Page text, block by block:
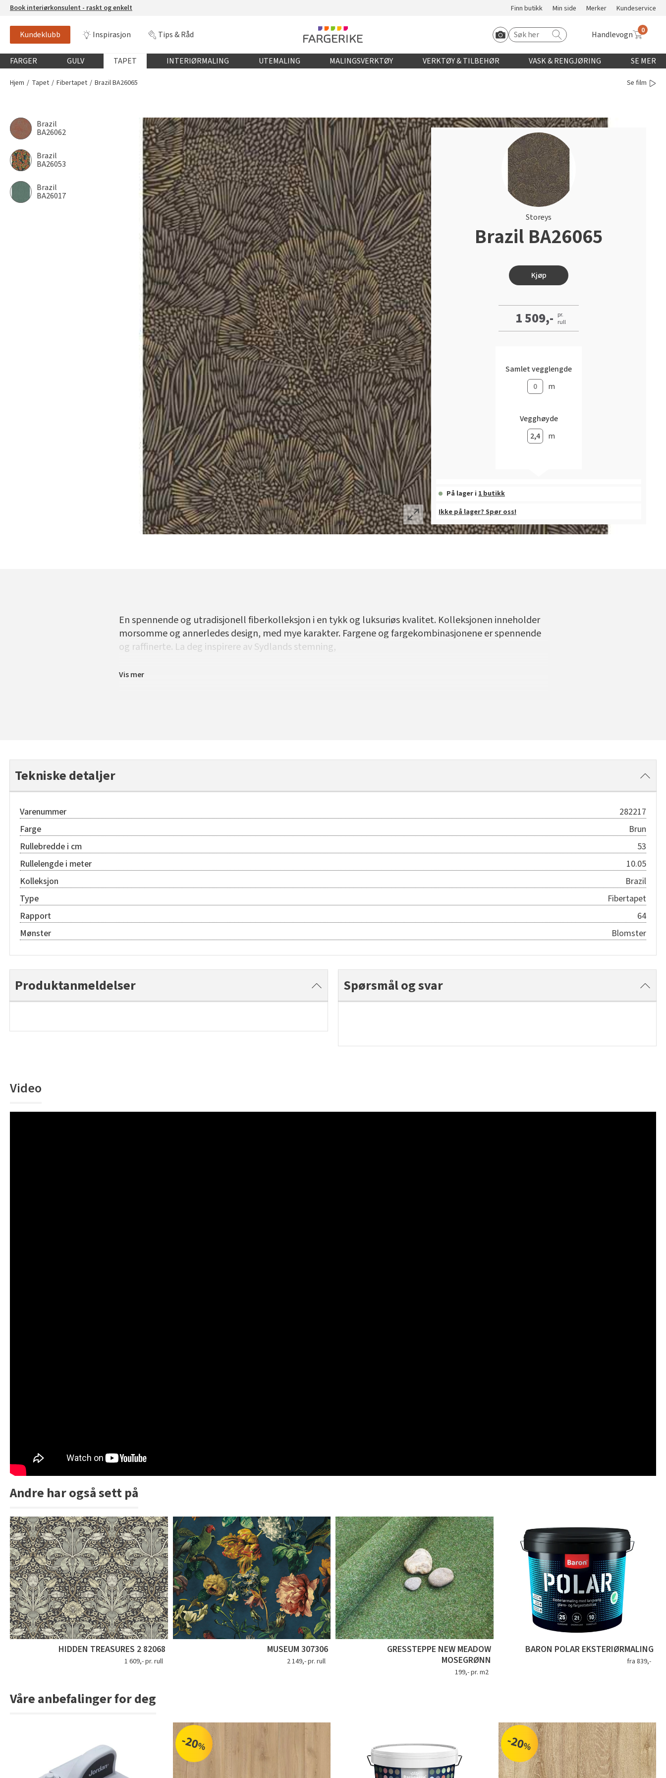
Book interiørkonsulent - raskt og enkelt Finn butikk Min side Merker Kundeservice
Kundeklubb Inspirasjon Tips & Råd Start Roomvo
Søk etter: Handlevogn 0
Globalnavigasjon mobil
FARGER GULV TAPET INTERIØRMALING UTEMALING MALINGSVERKTØY VERKTØY & TILBEHØR VASK & RENGJØRING SE MER
Hjem Tapet Fibertapet Brazil BA26065 Se film
Brazil
BA26062
Brazil
BA26053
Brazil
BA26017
Storeys
Brazil BA26065
Kjøp
1 509,- pr.
rull
Samlet vegglengde
m
Vegghøyde
m
På lager i1 butikk
Ikke på lager? Spør oss!
En spennende og utradisjonell fiberkolleksjon i en tykk og luksuriøs kvalitet. Kolleksjonen inneholder
morsomme og annerledes design, med mye karakter. Fargene og fargekombinasjonene er spennende
og raffinerte. La deg inspirere av Sydlands stemning,
Vis mer
Tekniske detaljer
Varenummer
282217
Farge
Brun
Rullebredde i cm
53
Rullelengde i meter
10.05
Kolleksjon
Brazil
Type
Fibertapet
Rapport
64
Mønster
Blomster
Produktanmeldelser Spørsmål og svar
Video
Andre har også sett på
HIDDEN TREASURES 2 82068
1 609,- pr. rull
MUSEUM 307306
2 149,- pr. rull
GRESSTEPPE NEW MEADOW
MOSEGRØNN
199,- pr. m2
BARON POLAR EKSTERIØRMALING
fra 839,-
Våre anbefalinger for deg
-20% -20%